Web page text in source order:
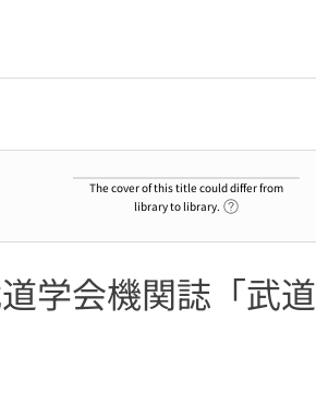
The cover of this title could differ from
library to library.
学会機関誌「武道